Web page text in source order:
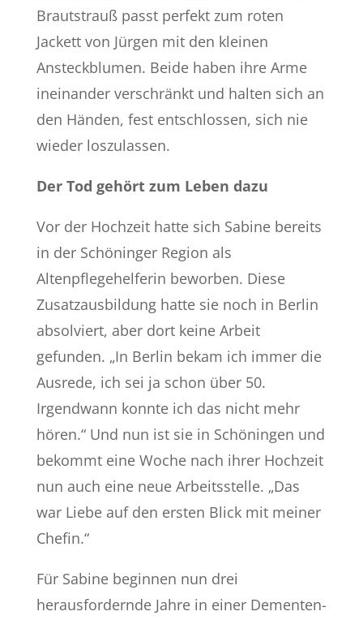
Brautstrauß passt perfekt zum roten
Jackett von Jürgen mit den kleinen
Ansteckblumen. Beide haben ihre Arme
ineinander verschränkt und halten sich an
den Händen, fest entschlossen, sich nie
wieder loszulassen.
Der Tod gehört zum Leben dazu
Vor der Hochzeit hatte sich Sabine bereits
in der Schöninger Region als
Altenpflegehelferin beworben. Diese
Zusatzausbildung hatte sie noch in Berlin
absolviert, aber dort keine Arbeit
gefunden. „In Berlin bekam ich immer die
Ausrede, ich sei ja schon über 50.
Irgendwann konnte ich das nicht mehr
hören.“ Und nun ist sie in Schöningen und
bekommt eine Woche nach ihrer Hochzeit
nun auch eine neue Arbeitsstelle. „Das
war Liebe auf den ersten Blick mit meiner
Chefin.“
Für Sabine beginnen nun drei
herausfordernde Jahre in einer Dementen-